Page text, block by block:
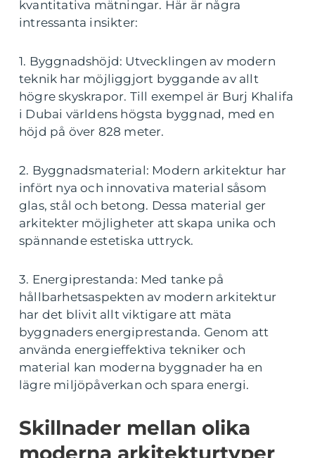
kvantitativa mätningar. Här är några
intressanta insikter:
1. Byggnadshöjd: Utvecklingen av modern
teknik har möjliggjort byggande av allt
högre skyskrapor. Till exempel är Burj Khalifa
i Dubai världens högsta byggnad, med en
höjd på över 828 meter.
2. Byggnadsmaterial: Modern arkitektur har
infört nya och innovativa material såsom
glas, stål och betong. Dessa material ger
arkitekter möjligheter att skapa unika och
spännande estetiska uttryck.
3. Energiprestanda: Med tanke på
hållbarhetsaspekten av modern arkitektur
har det blivit allt viktigare att mäta
byggnaders energiprestanda. Genom att
använda energieffektiva tekniker och
material kan moderna byggnader ha en
lägre miljöpåverkan och spara energi.
Skillnader mellan olika
moderna arkitekturtyper